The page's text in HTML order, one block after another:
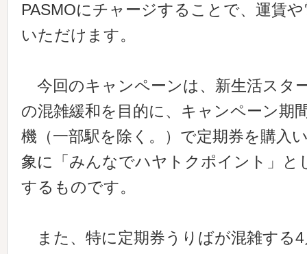
PASMOにチャージすることで、運賃
いただけます。
今回のキャンペーンは、新生活スタ
の混雑緩和を目的に、キャンペーン期
機（一部駅を除く。）で定期券を購入
象に「みんなでハヤトクポイント」と
するものです。
また、特に定期券うりばが混雑する